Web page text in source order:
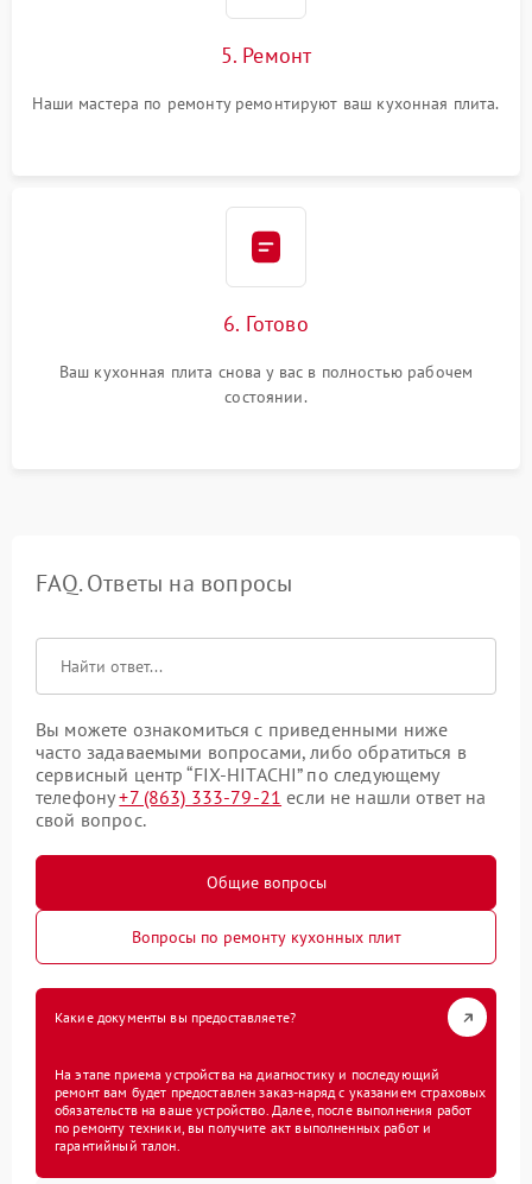
5. Ремонт
Наши мастера по ремонту ремонтируют ваш кухонная плита.
6. Готово
Ваш кухонная плита снова у вас в полностью рабочем
состоянии.
FAQ. Ответы на вопросы
Вы можете ознакомиться с приведенными ниже
часто задаваемыми вопросами, либо обратиться в
сервисный центр “FIX-HITACHI” по следующему
телефону+7 (863) 333-79-21 если не нашли ответ на
свой вопрос.
Общие вопросы
Вопросы по ремонту кухонных плит
Какие документы вы предоставляете?
На этапе приема устройства на диагностику и последующий
ремонт вам будет предоставлен заказ-наряд с указанием страховых
обязательств на ваше устройство. Далее, после выполнения работ
по ремонту техники, вы получите акт выполненных работ и
гарантийный талон.